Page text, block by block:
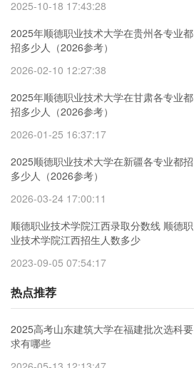
2025-10-18 17:43:28
2025年顺德职业技术大学在贵州各专业都
招多少人（2026参考）
2026-02-10 12:27:38
2025年顺德职业技术大学在甘肃各专业都
招多少人（2026参考）
2026-01-25 16:37:17
2025顺德职业技术大学在新疆各专业都招
多少人（2026参考）
2026-03-24 17:00:11
顺德职业技术学院江西录取分数线 顺德职
业技术学院江西招生人数多少
2023-09-05 07:54:17
热点推荐
2025高考山东建筑大学在福建批次选科要
求有哪些